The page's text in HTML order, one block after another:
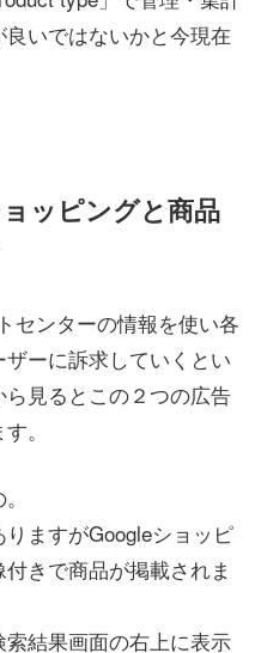
いではないかと今現在
ッピングと商品
センターの情報を使い各
ーに訴求していくとい
見るとこの２つの広告
。
ますがGoogleショッピ
きで商品が掲載されま
結果画面の右上に表示